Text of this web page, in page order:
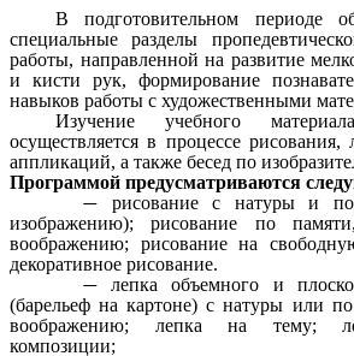
В подготовительном периоде
специальные разделы
работы, направленной на развитие
и кисти рук, формирование
навыков работы с художественными
Изучение учебного
осуществляется в процессе
аппликаций, а также бесед по
Программой предусматриваются
рисование с натуры и по
изображению); рисование по
воображению; рисование на
декоративное рисование.
лепка объемного и
(барельеф на картоне) с натуры или
воображению; лепка на тему;
композиции;